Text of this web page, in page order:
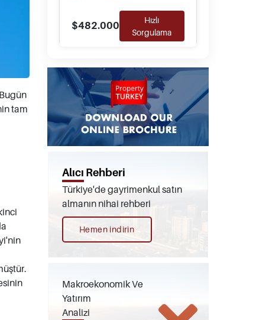
tam
$482.000
Hızlı
Sorgulama
Alıcı Rehberi
Türkiye'de gayrimenkul satın
almanın nihai rehberi
Hemen indirin
Makroekonomik Ve
Yatırım
Analizi